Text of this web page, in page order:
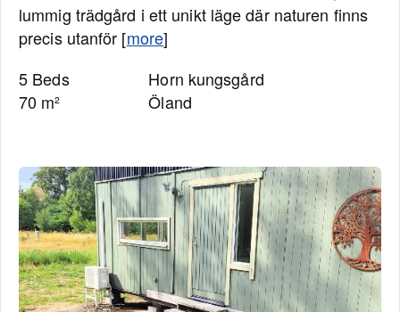
lummig trädgård i ett unikt läge där naturen finns
precis utanför [more]
5 Beds
70 m²
Horn kungsgård
Öland